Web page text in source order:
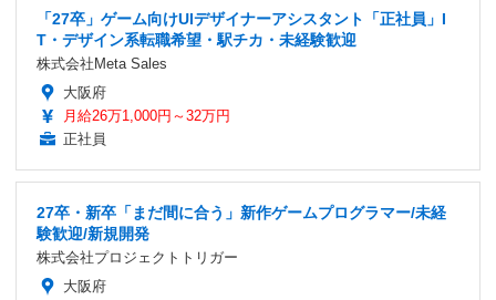
「27卒」ゲーム向けUIデザイナーアシスタント「正社員」I
T・デザイン系転職希望・駅チカ・未経験歓迎
株式会社Meta Sales
大阪府
月給26万1,000円～32万円
正社員
27卒・新卒「まだ間に合う」新作ゲームプログラマー/未経
験歓迎/新規開発
株式会社プロジェクトトリガー
大阪府